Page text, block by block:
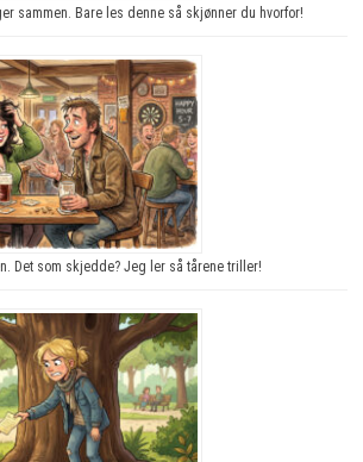
sammen. Bare les denne så skjønner du hvorfor!
Det som skjedde? Jeg ler så tårene triller!